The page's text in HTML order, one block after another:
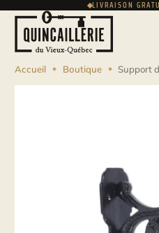
LIVRAISON
ENGLISHUSD
Accueil Boutique Support